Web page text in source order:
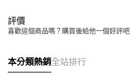
評價
喜歡這個商品嗎？購買後給他一個好評吧
本分類熱銷全站排行